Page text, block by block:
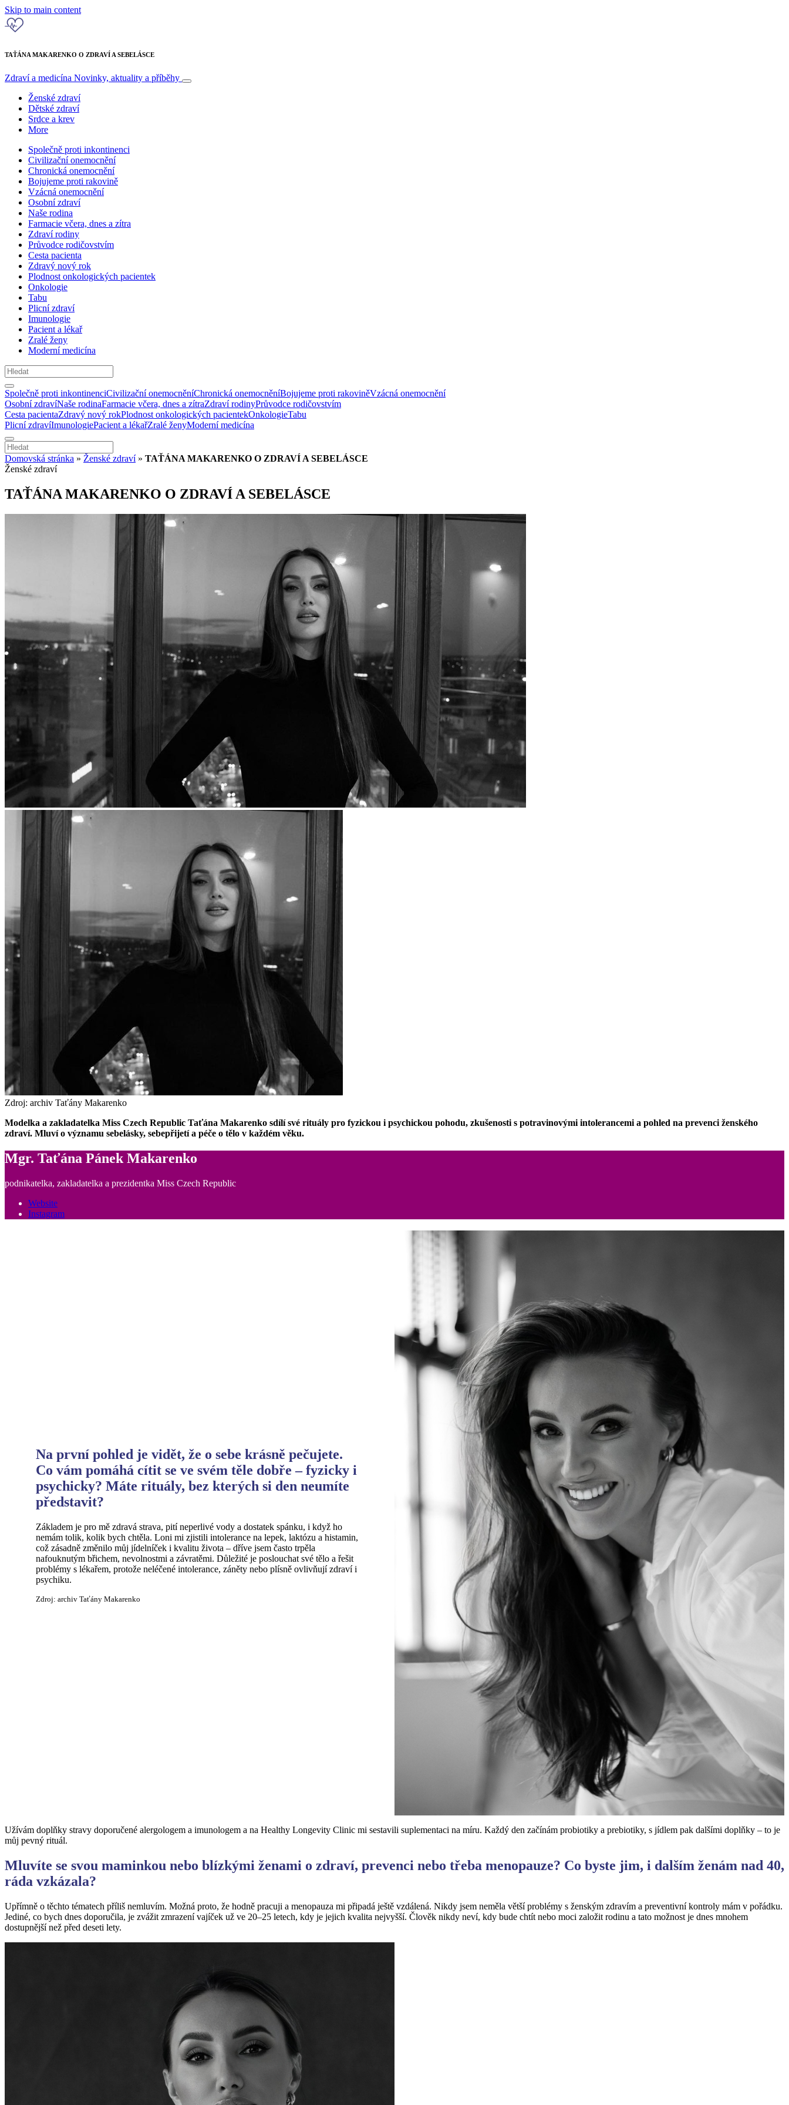
Skip to main content
TAŤÁNA MAKARENKO O ZDRAVÍ A SEBELÁSCE
Zdraví a medicína Novinky, aktuality a příběhy
Ženské zdraví
Dětské zdraví
Srdce a krev
More
Společně proti inkontinenci
Civilizační onemocnění
Chronická onemocnění
Bojujeme proti rakovině
Vzácná onemocnění
Osobní zdraví
Naše rodina
Farmacie včera, dnes a zítra
Zdraví rodiny
Průvodce rodičovstvím
Cesta pacienta
Zdravý nový rok
Plodnost onkologických pacientek
Onkologie
Tabu
Plicní zdraví
Imunologie
Pacient a lékař
Zralé ženy
Moderní medicína
Společně proti inkontinenciCivilizační onemocněníChronická onemocněníBojujeme proti rakoviněVzácná onemocnění
Osobní zdravíNaše rodinaFarmacie včera, dnes a zítraZdraví rodinyPrůvodce rodičovstvím
Cesta pacientaZdravý nový rokPlodnost onkologických pacientekOnkologieTabu
Plicní zdravíImunologiePacient a lékařZralé ženyModerní medicína
Domovská stránka » Ženské zdraví» TAŤÁNA MAKARENKO O ZDRAVÍ A SEBELÁSCE
Ženské zdraví
TAŤÁNA MAKARENKO O ZDRAVÍ A SEBELÁSCE
Zdroj: archiv Taťány Makarenko
Modelka a zakladatelka Miss Czech Republic Taťána Makarenko sdílí své rituály pro fyzickou i psychickou pohodu, zkušenosti s potravinovými intolerancemi a pohled na prevenci ženského
zdraví. Mluví o významu sebelásky, sebepřijetí a péče o tělo v každém věku.
Mgr. Taťána Pánek Makarenko
podnikatelka, zakladatelka a prezidentka Miss Czech Republic
Website
Instagram
Na první pohled je vidět, že o sebe krásně pečujete.
Co vám pomáhá cítit se ve svém těle dobře – fyzicky i
psychicky? Máte rituály, bez kterých si den neumíte
představit?
Základem je pro mě zdravá strava, pití neperlivé vody a dostatek spánku, i když ho
nemám tolik, kolik bych chtěla. Loni mi zjistili intolerance na lepek, laktózu a histamin,
což zásadně změnilo můj jídelníček i kvalitu života – dříve jsem často trpěla
nafouknutým břichem, nevolnostmi a závratěmi. Důležité je poslouchat své tělo a řešit
problémy s lékařem, protože neléčené intolerance, záněty nebo plísně ovlivňují zdraví i
psychiku.
Zdroj: archiv Taťány Makarenko
Užívám doplňky stravy doporučené alergologem a imunologem a na Healthy Longevity Clinic mi sestavili suplementaci na míru. Každý den začínám probiotiky a prebiotiky, s jídlem pak dalšími doplňky – to je
můj pevný rituál.
Mluvíte se svou maminkou nebo blízkými ženami o zdraví, prevenci nebo třeba menopauze? Co byste jim, i dalším ženám nad 40,
ráda vzkázala?
Upřímně o těchto tématech příliš nemluvím. Možná proto, že hodně pracuji a menopauza mi připadá ještě vzdálená. Nikdy jsem neměla větší problémy s ženským zdravím a preventivní kontroly mám v pořádku.
Jediné, co bych dnes doporučila, je zvážit zmrazení vajíček už ve 20–25 letech, kdy je jejich kvalita nejvyšší. Člověk nikdy neví, kdy bude chtít nebo moci založit rodinu a tato možnost je dnes mnohem
dostupnější než před deseti lety.